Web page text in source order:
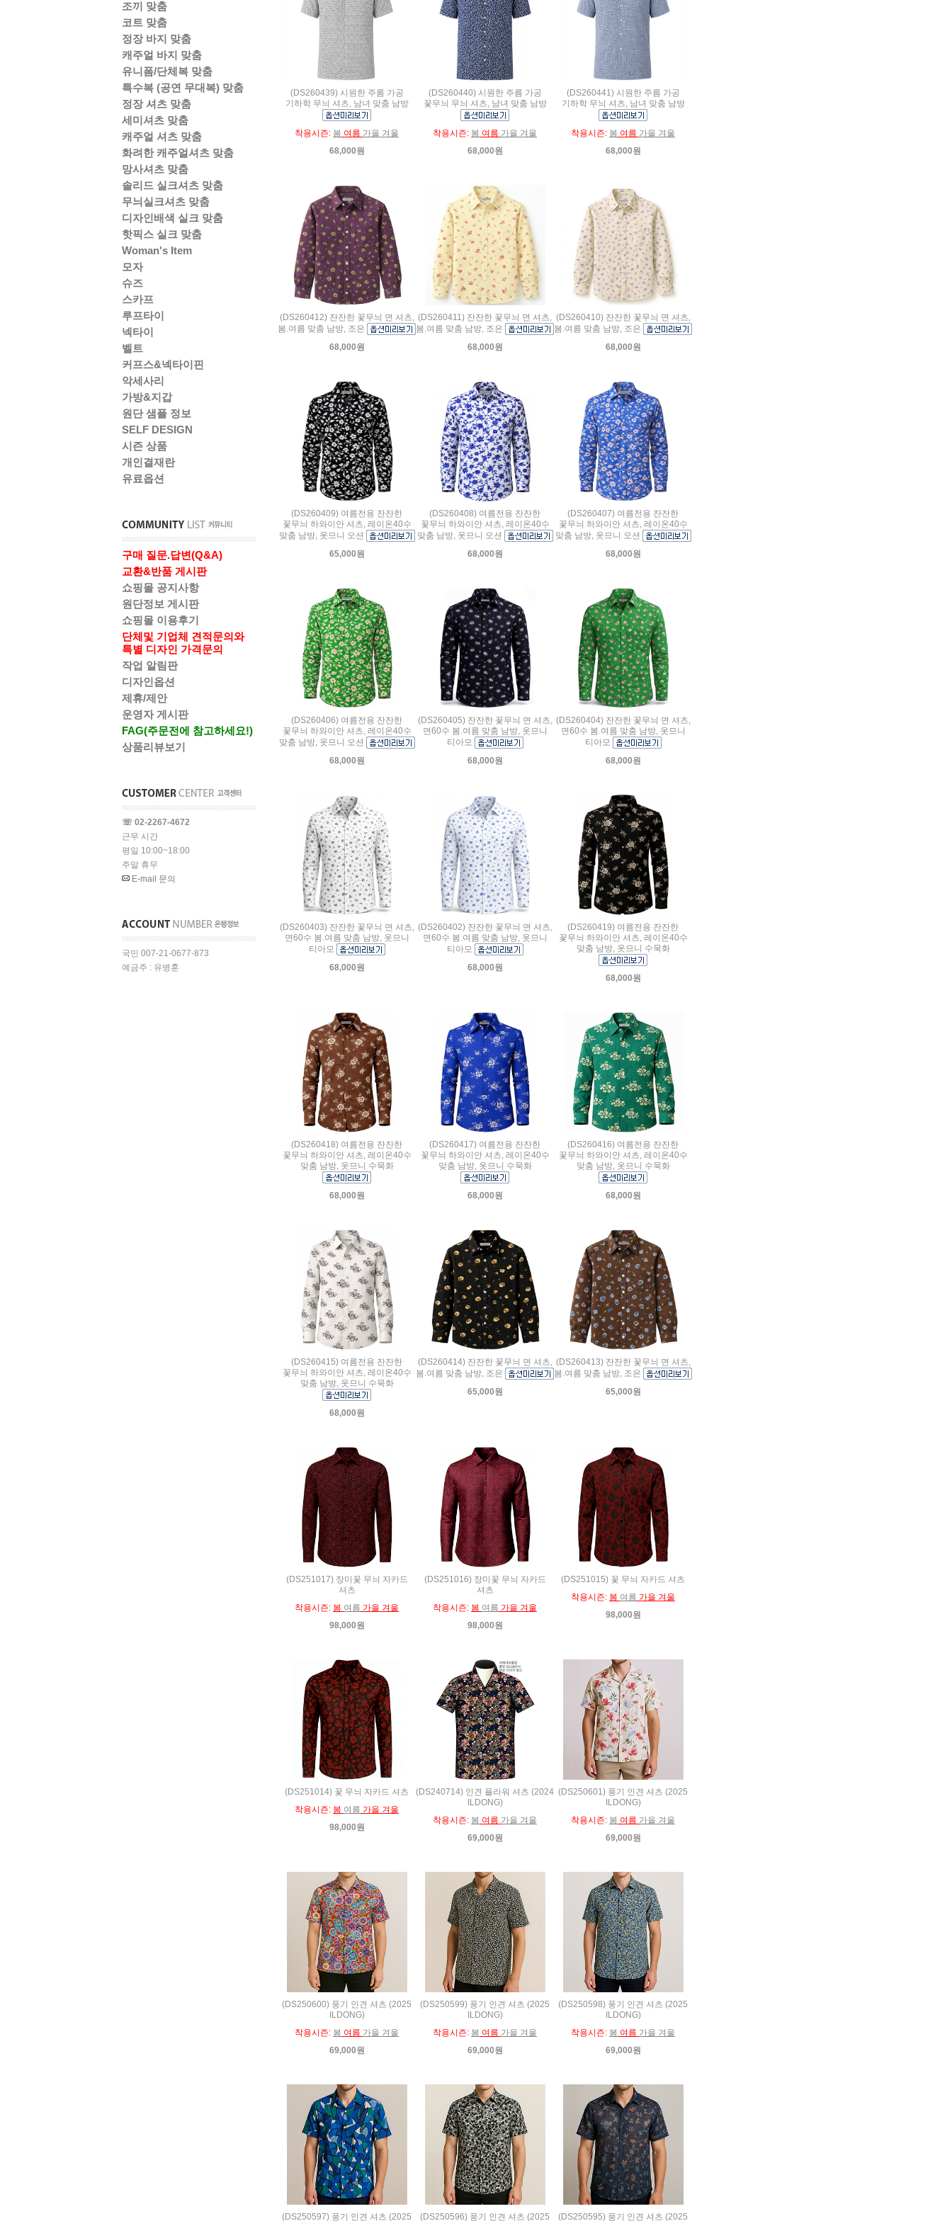
조끼 맞춤
코트 맞춤
정장 바지 맞춤
캐주얼 바지 맞춤
유니폼/단체복 맞춤
특수복 (공연 무대복) 맞춤
정장 셔츠 맞춤
세미셔츠 맞춤
캐주얼 셔츠 맞춤
화려한 캐주얼셔츠 맞춤
망사셔츠 맞춤
솔리드 실크셔츠 맞춤
무늬실크셔츠 맞춤
디자인배색 실크 맞춤
핫픽스 실크 맞춤
Woman's Item
모자
슈즈
스카프
루프타이
넥타이
벨트
커프스&넥타이핀
악세사리
가방&지갑
원단 샘플 정보
SELF DESIGN
시즌 상품
개인결재란
유료옵션
구매 질문.답변(Q&A)
교환&반품 게시판
쇼핑몰 공지사항
원단정보 게시판
쇼핑몰 이용후기
단체및 기업체 견적문의와
특별 디자인 가격문의
작업 알림판
디자인옵션
제휴/제안
운영자 게시판
FAG(주문전에 참고하세요!)
상품리뷰보기
☏ 02-2267-4672
근무 시간
평일 10:00~18:00
주말 휴무
E-mail 문의
국민 007-21-0677-873
예금주 : 유병훈
(DS260439) 시원한 주름 가공
기하학 무늬 셔츠, 남녀 맞춤 남방
착용시즌: 봄 여름 가을 겨울
68,000원
(DS260440) 시원한 주름 가공
꽃무늬 무늬 셔츠, 남녀 맞춤 남방
착용시즌: 봄 여름 가을 겨울
68,000원
(DS260441) 시원한 주름 가공
기하학 무늬 셔츠, 남녀 맞춤 남방
착용시즌: 봄 여름 가을 겨울
68,000원
(DS260412) 잔잔한 꽃무늬 면 셔츠,
봄.여름 맞춤 남방, 조은
68,000원
(DS260411) 잔잔한 꽃무늬 면 셔츠,
봄.여름 맞춤 남방, 조은
68,000원
(DS260410) 잔잔한 꽃무늬 면 셔츠,
봄.여름 맞춤 남방, 조은
68,000원
(DS260409) 여름전용 잔잔한
꽃무늬 하와이안 셔츠, 레이온40수
맞춤 남방, 옷므니 오션
65,000원
(DS260408) 여름전용 잔잔한
꽃무늬 하와이안 셔츠, 레이온40수
맞춤 남방, 옷므니 오션
68,000원
(DS260407) 여름전용 잔잔한
꽃무늬 하와이안 셔츠, 레이온40수
맞춤 남방, 옷므니 오션
68,000원
(DS260406) 여름전용 잔잔한
꽃무늬 하와이안 셔츠, 레이온40수
맞춤 남방, 옷므니 오션
68,000원
(DS260405) 잔잔한 꽃무늬 면 셔츠,
면60수 봄.여름 맞춤 남방, 옷므니
티아모
68,000원
(DS260404) 잔잔한 꽃무늬 면 셔츠,
면60수 봄.여름 맞춤 남방, 옷므니
티아모
68,000원
(DS260403) 잔잔한 꽃무늬 면 셔츠,
면60수 봄.여름 맞춤 남방, 옷므니
티아모
68,000원
(DS260402) 잔잔한 꽃무늬 면 셔츠,
면60수 봄.여름 맞춤 남방, 옷므니
티아모
68,000원
(DS260419) 여름전용 잔잔한
꽃무늬 하와이안 셔츠, 레이온40수
맞춤 남방, 옷므니 수묵화
68,000원
(DS260418) 여름전용 잔잔한
꽃무늬 하와이안 셔츠, 레이온40수
맞춤 남방, 옷므니 수묵화
68,000원
(DS260417) 여름전용 잔잔한
꽃무늬 하와이안 셔츠, 레이온40수
맞춤 남방, 옷므니 수묵화
68,000원
(DS260416) 여름전용 잔잔한
꽃무늬 하와이안 셔츠, 레이온40수
맞춤 남방, 옷므니 수묵화
68,000원
(DS260415) 여름전용 잔잔한
꽃무늬 하와이안 셔츠, 레이온40수
맞춤 남방, 옷므니 수묵화
68,000원
(DS260414) 잔잔한 꽃무늬 면 셔츠,
봄.여름 맞춤 남방, 조은
65,000원
(DS260413) 잔잔한 꽃무늬 면 셔츠,
봄.여름 맞춤 남방, 조은
65,000원
(DS251017) 장미꽃 무늬 자카드
셔츠
착용시즌: 봄 여름 가을 겨울
98,000원
(DS251016) 장미꽃 무늬 자카드
셔츠
착용시즌: 봄 여름 가을 겨울
98,000원
(DS251015) 꽃 무늬 자카드 셔츠
착용시즌: 봄 여름 가을 겨울
98,000원
(DS251014) 꽃 무늬 자카드 셔츠
착용시즌: 봄 여름 가을 겨울
98,000원
(DS240714) 인견 플라워 셔츠 (2024
ILDONG)
착용시즌: 봄 여름 가을 겨울
69,000원
(DS250601) 풍기 인견 셔츠 (2025
ILDONG)
착용시즌: 봄 여름 가을 겨울
69,000원
(DS250600) 풍기 인견 셔츠 (2025
ILDONG)
착용시즌: 봄 여름 가을 겨울
69,000원
(DS250599) 풍기 인견 셔츠 (2025
ILDONG)
착용시즌: 봄 여름 가을 겨울
69,000원
(DS250598) 풍기 인견 셔츠 (2025
ILDONG)
착용시즌: 봄 여름 가을 겨울
69,000원
(DS250597) 풍기 인견 셔츠 (2025 (DS250596) 풍기 인견 셔츠 (2025 (DS250595) 풍기 인견 셔츠 (2025